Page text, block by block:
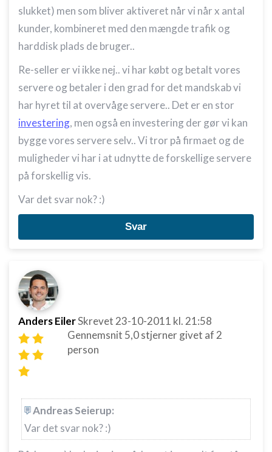
slukket) men som bliver aktiveret når vi når x antal
kunder, kombineret med den mængde trafik og
harddisk plads de bruger..
Re-seller er vi ikke nej.. vi har købt og betalt vores
servere og betaler i den grad for det mandskab vi
har hyret til at overvåge servere.. Det er en stor
investering, men også en investering der gør vi kan
bygge vores servere selv.. Vi tror på firmaet og de
muligheder vi har i at udnytte de forskellige servere
på forskellig vis.
Var det svar nok? :)
Svar
Anders EilerSkrevet 23-10-2011 kl. 21:58
Gennemsnit 5,0stjerner givet af 2
person
Andreas Seierup:
Var det svar nok? :)